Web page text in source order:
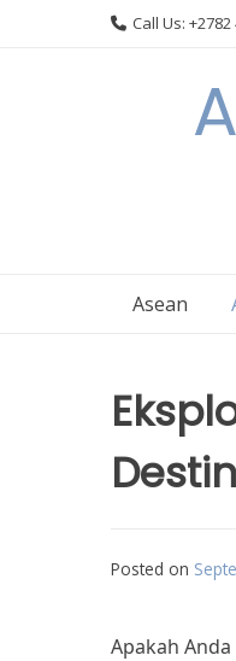
Call Us: +2782
Asean
Posted on
Apakah